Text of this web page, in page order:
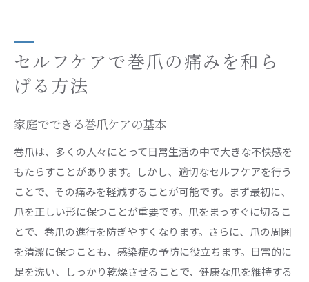
セルフケアで巻爪の痛みを和ら
げる方法
家庭でできる巻爪ケアの基本
巻爪は、多くの人々にとって日常生活の中で大きな不快感を
もたらすことがあります。しかし、適切なセルフケアを行う
ことで、その痛みを軽減することが可能です。まず最初に、
爪を正しい形に保つことが重要です。爪をまっすぐに切るこ
とで、巻爪の進行を防ぎやすくなります。さらに、爪の周囲
を清潔に保つことも、感染症の予防に役立ちます。日常的に
足を洗い、しっかり乾燥させることで、健康な爪を維持する